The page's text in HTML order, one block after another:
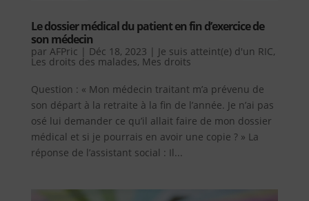
Le dossier médical du patient en fin d’exercice de
son médecin
par AFPric | Déc 18, 2023 | Je suis atteint(e) d'un RIC,
Les droits des malades, Mes droits
Question : « Mon médecin traitant m’a prévenu de
son départ à la retraite à la fin de l’année. Je n’ai pas
osé lui demander ce qu’il allait faire de mon dossier
médical et si je pourrais en avoir une copie ? » La
réponse de l’assistant social : Il...